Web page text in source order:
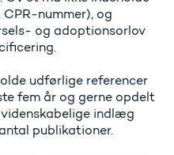
nummer), og
og adoptionsorlov
udførlige referencer
fem år og gerne opdelt
indlæg
publikationer.